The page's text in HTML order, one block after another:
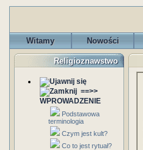
Witamy Nowości
Religioznawstwo
==>>
WPROWADZENIE
Podstawowa
terminologia
Czym jest kult?
Co to jest rytuał?